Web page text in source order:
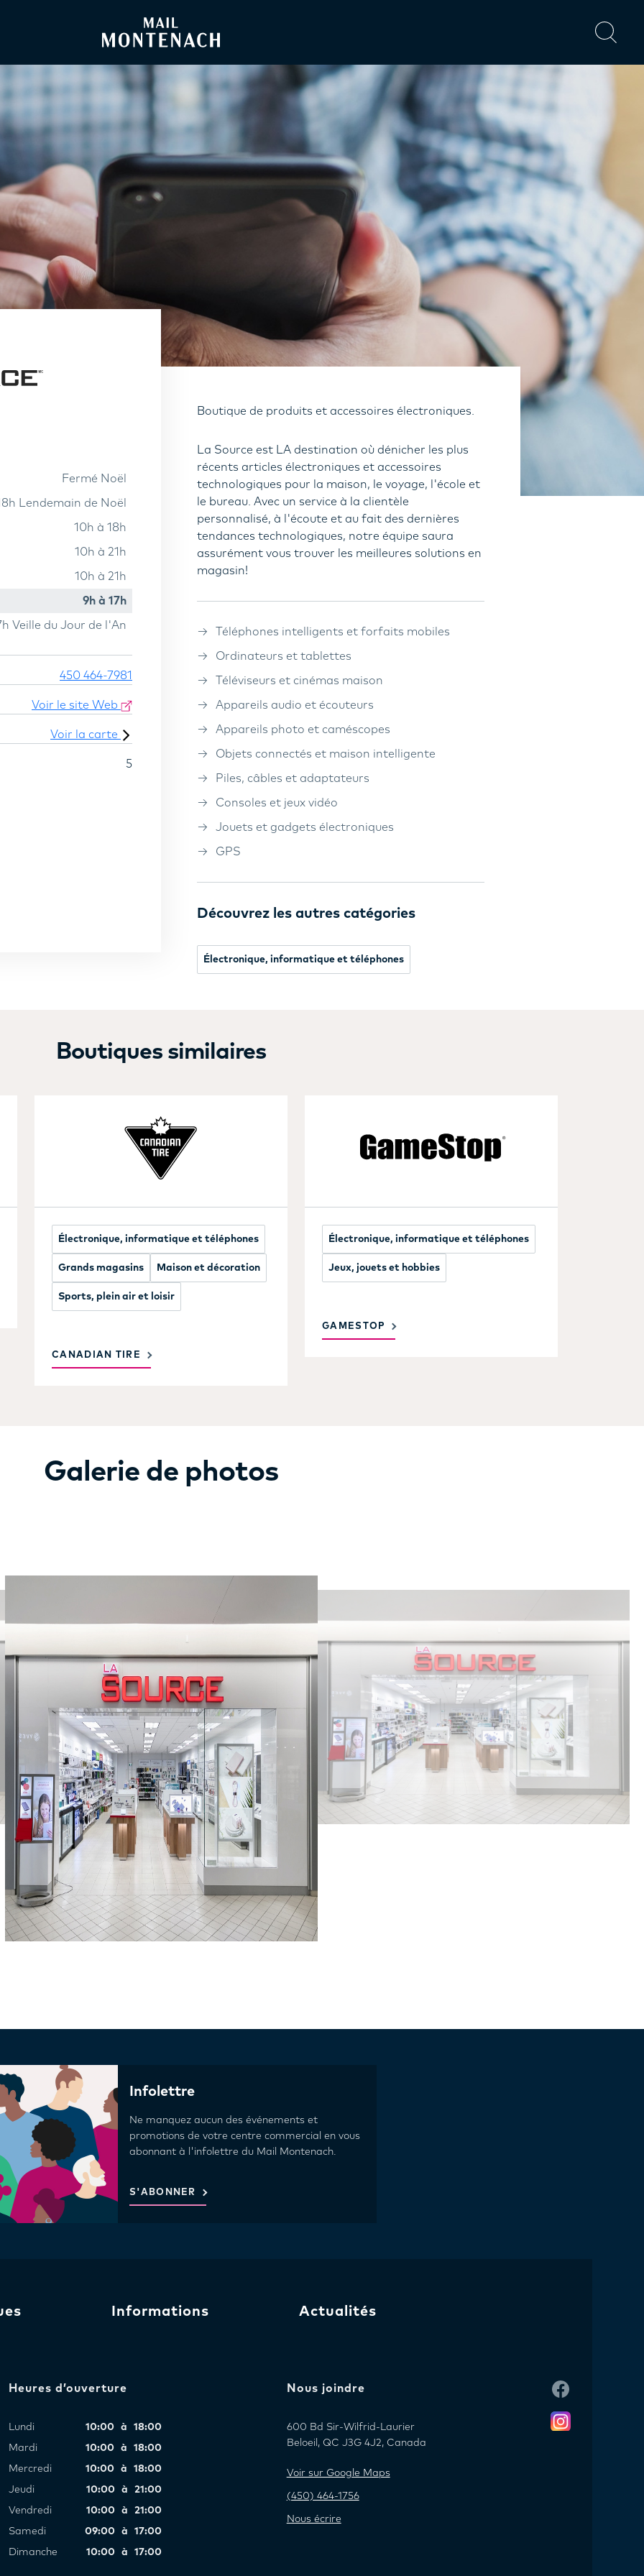
fermé Noël
Lendemain de Noël
10h à 18h
10h à 21h
10h à 21h
9h à 17h
Veille du Jour de l'An
450 464-7981
Voir le site Web
Voir la carte
5
Boutique de produits et accessoires électroniques.
La Source est LA destination où dénicher les plus
récents articles électroniques et accessoires
technologiques pour la maison, le voyage, l'école et
le bureau. Avec un service à la clientèle
personnalisé, à l'écoute et au fait des dernières
tendances technologiques, notre équipe saura
assurément vous trouver les meilleures solutions en
magasin!
Téléphones intelligents et forfaits mobiles
Ordinateurs et tablettes
Téléviseurs et cinémas maison
Appareils audio et écouteurs
Appareils photo et caméscopes
Objets connectés et maison intelligente
Piles, câbles et adaptateurs
Consoles et jeux vidéo
Jouets et gadgets électroniques
GPS
Découvrez les autres catégories
Électronique, informatique et téléphones
Boutiques similaires
Électronique, informatique et téléphones
Grands magasins Maison et décoration
Sports, plein air et loisir
CANADIAN TIRE
Électronique, informatique et téléphones
Jeux, jouets et hobbies
GAMESTOP
Galerie de photos
Infolettre
Ne manquez aucun des événements et
promotions de votre centre commercial en vous
abonnant à l'infolettre du Mail Montenach.
S'ABONNER
Informations Actualités
Heures d’ouverture
Lundi 10:00 à 18:00
Mardi 10:00 à 18:00
Mercredi 10:00 à 18:00
Jeudi 10:00 à 21:00
Vendredi 10:00 à 21:00
Samedi 09:00 à 17:00
Dimanche 10:00 à 17:00
Nous joindre
600 Bd Sir-Wilfrid-Laurier
Beloeil, QC J3G 4J2, Canada
Voir sur Google Maps
(450) 464-1756
Nous écrire